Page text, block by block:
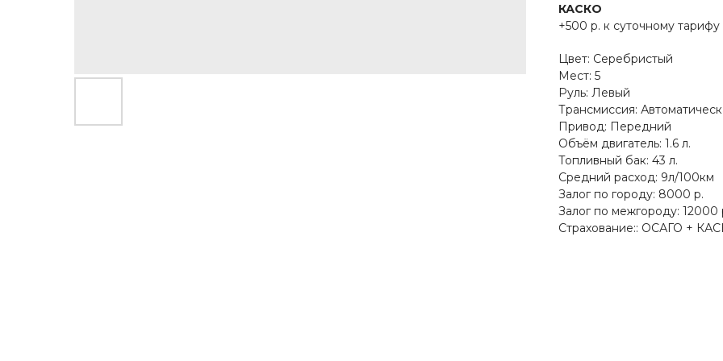
КАСКО
+500 р. к суточному тарифу
Цвет: Серебристый
Мест: 5
Руль: Левый
Трансмиссия:
Привод: Передний
Объём двигатель: 1.6 л.
Топливный бак: 43 л.
Средний расход: 9л/100км
Залог по городу: 8000 р.
Залог по межгороду: 12000
Страхование:: ОСАГО +